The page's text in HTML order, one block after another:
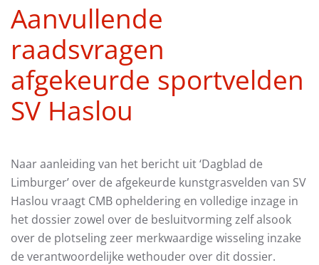
Aanvullende
raadsvragen
afgekeurde sportvelden
SV Haslou
Naar aanleiding van het bericht uit ‘Dagblad de
Limburger’ over de afgekeurde kunstgrasvelden van SV
Haslou vraagt CMB opheldering en volledige inzage in
het dossier zowel over de besluitvorming zelf alsook
over de plotseling zeer merkwaardige wisseling inzake
de verantwoordelijke wethouder over dit dossier.